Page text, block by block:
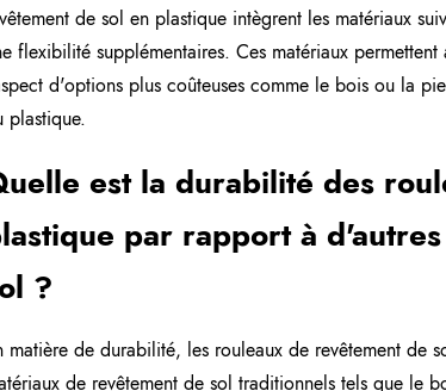
de sol en plastique intègrent les matériaux
flexibilité supplémentaires. Ces matériaux
d'options plus coûteuses comme le bois ou la
plastique.
est la durabilité des
par rapport à
?
matière de durabilité, les rouleaux de revêtement de
de revêtement de sol traditionnels tels que le